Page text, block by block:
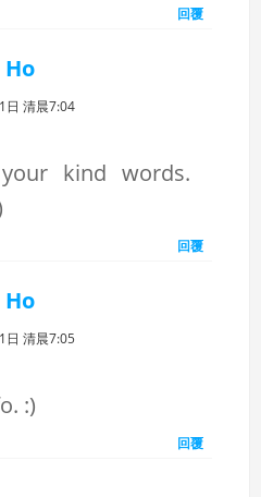
回覆
日 清晨7:04
kind words.
回覆
日 清晨7:05
:)
回覆